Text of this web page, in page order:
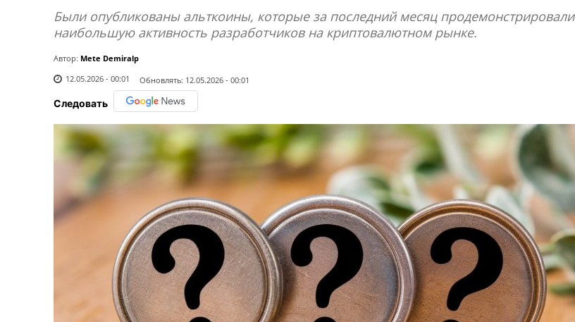
Были опубликованы альткоины, которые за последний месяц продемонстрировали
наибольшую активность разработчиков на криптовалютном рынке.
Автор: Mete Demiralp
12.05.2026 - 00:01
Обновлять: 12.05.2026 - 00:01
Следовать